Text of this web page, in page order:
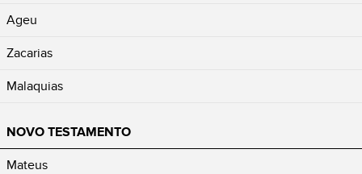
Ageu
Zacarias
Malaquias
NOVO TESTAMENTO
Mateus